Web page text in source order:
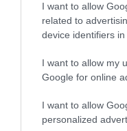
I want to allow
related to
device identifiers in
I want to allow my
Google for online
I want to allow
personalized